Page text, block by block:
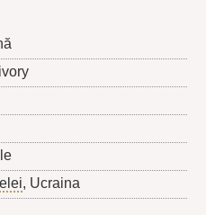
, Ucraina